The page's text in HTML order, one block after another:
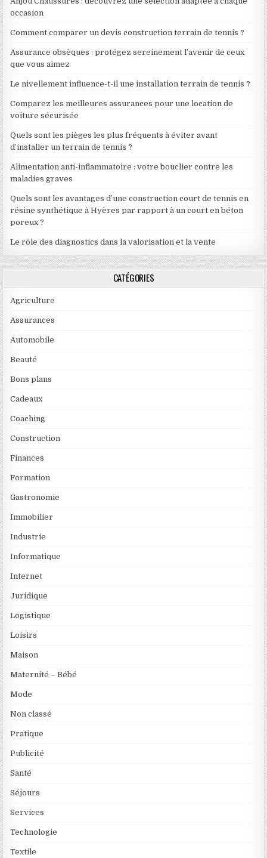
occasion
Comment comparer un devis construction terrain de tennis ?
Assurance obsèques : protégez sereinement l’avenir de ceux
que vous aimez
Le nivellement influence-t-il une installation terrain de tennis ?
Comparez les meilleures assurances pour une location de
voiture sécurisée
Quels sont les pièges les plus fréquents à éviter avant
d’installer un terrain de tennis ?
Alimentation anti-inflammatoire : votre bouclier contre les
maladies graves
Quels sont les avantages d’une construction court de tennis en
résine synthétique à Hyères par rapport à un court en béton
poreux ?
Le rôle des diagnostics dans la valorisation et la vente
CATÉGORIES
Agriculture
Assurances
Automobile
Beauté
Bons plans
Cadeaux
Coaching
Construction
Finances
Formation
Gastronomie
Immobilier
Industrie
Informatique
Internet
Juridique
Logistique
Loisirs
Maison
Maternité – Bébé
Mode
Non classé
Pratique
Publicité
Santé
Séjours
Services
Technologie
Textile